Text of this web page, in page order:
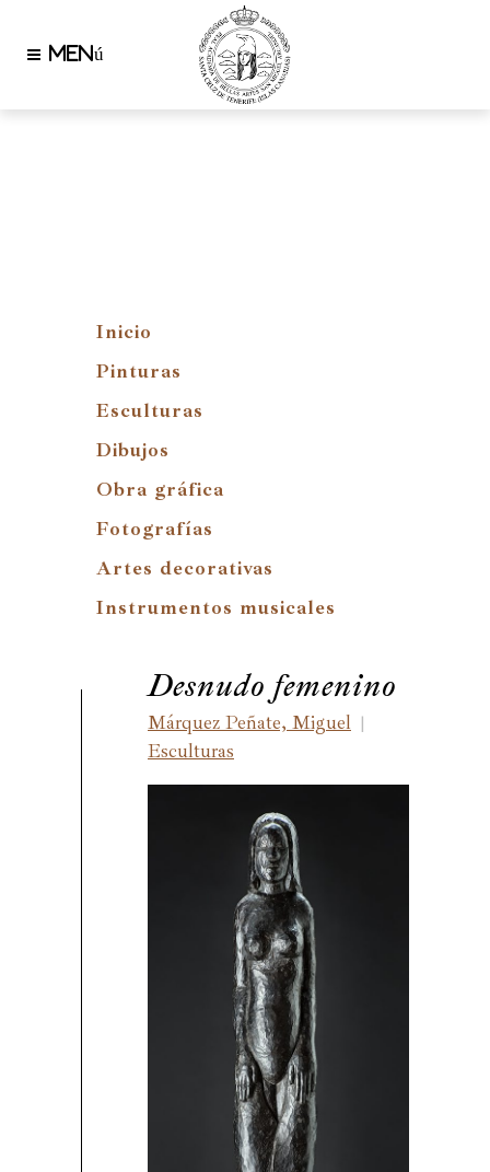
Inicio
Pinturas
Esculturas
Dibujos
Obra gráfica
Fotografías
Artes decorativas
Instrumentos musicales
Desnudo femenino
Márquez Peñate, Miguel |
Esculturas